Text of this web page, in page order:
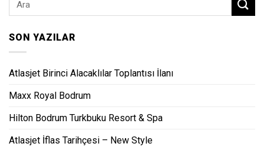
SON YAZILAR
Atlasjet Birinci Alacaklılar Toplantısı İlanı
Maxx Royal Bodrum
Hilton Bodrum Turkbuku Resort & Spa
Atlasjet İflas Tarihçesi – New Style